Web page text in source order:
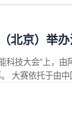
北京）举
科技大会”上，
大赛依托于由
发起成立的“油